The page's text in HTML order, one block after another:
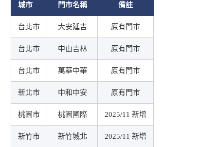
城市 門市名稱 備註
台北市 大安延吉 原有門市
台北市 中山吉林 原有門市
台北市 萬華中華 原有門市
新北市 中和中安 原有門市
桃園市 桃園國際 2025/11 新增
新竹市 新竹城北 2025/11 新增